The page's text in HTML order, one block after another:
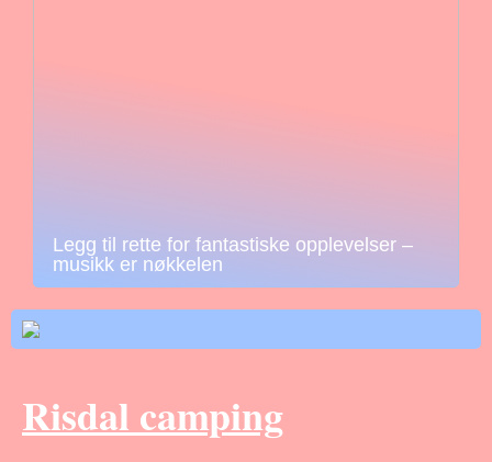
Legg til rette for fantastiske opplevelser –
musikk er nøkkelen
Risdal camping